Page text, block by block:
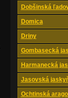
Dobšinská
Domica
Driny
Gombasecká
Harmanecká
Jasovská
Ochtinská